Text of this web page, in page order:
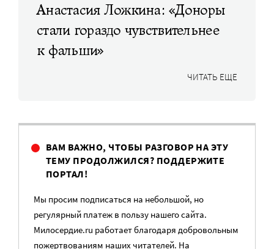
Анастасия Ложкина: «Доноры
стали гораздо чувствительнее
к фальши»
ЧИТАТЬ ЕЩЕ
ВАМ ВАЖНО, ЧТОБЫ РАЗГОВОР НА ЭТУ
ТЕМУ ПРОДОЛЖИЛСЯ? ПОДДЕРЖИТЕ
ПОРТАЛ!
Мы просим подписаться на небольшой, но
регулярный платеж в пользу нашего сайта.
Милосердие.ru работает благодаря добровольным
пожертвованиям наших читателей. На